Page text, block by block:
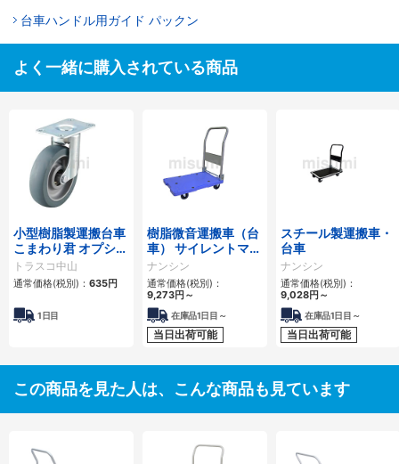
台車ハンドル用ガイド パックン
よく一緒に購入されている商品
小型樹脂製運搬台車
こまわり君 オプショ
ン部品 キャスタ
トラスコ中山
通常価格(税別)： 635円
1日目
樹脂微音運搬車（台
車） サイレントマス
ター
ナンシン
通常価格(税別)：
9,273円 ～
在庫品1日目～
当日出荷可能
スチール製運搬車・
台車
ナンシン
通常価格(税別)：
9,028円 ～
在庫品1日目～
当日出荷可能
この商品を見た人は、こんな商品も見ています